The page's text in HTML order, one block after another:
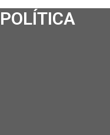
POLÍTICA